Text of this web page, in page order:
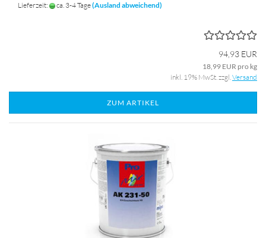
Lieferzeit:
ca. 3-4 Tage(Ausland abweichend)
94,93 EUR
18,99 EUR pro kg
inkl. 19% MwSt. zzgl.Versand
ZUM ARTIKEL